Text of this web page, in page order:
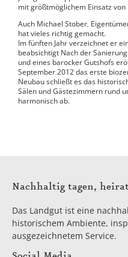
mit größtmöglichem Einsatz
Auch Michael Stober,
hat vieles richtig gemacht.
Im fünften Jahr verzeichnet er
beabsichtigt Nach der
und eines barocker Gutshofs
September 2012 das erste
Neubau schließt es das
Sälen und Gästezimmern rund
harmonisch ab.
Nachhaltig tagen,
Das Landgut ist eine
historischem Ambiente,
ausgezeichnetem Service.